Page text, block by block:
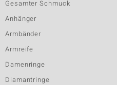
Gesamter Schmuck
Anhänger
Armbänder
Armreife
Damenringe
Diamantringe